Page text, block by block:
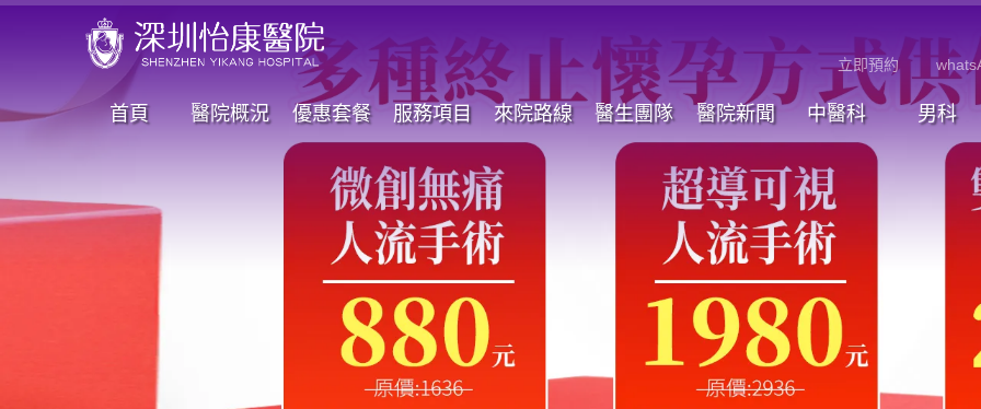
立即預約
首頁 醫院概況 優惠套餐 服務項目 來院路線 醫生團隊 醫院新聞 中醫科 男科